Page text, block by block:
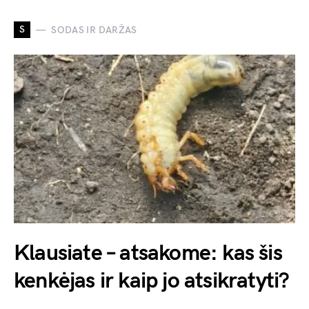
S SODAS IR DARŽAS
Klausiate – atsakome: kas šis
kenkėjas ir kaip jo atsikratyti?